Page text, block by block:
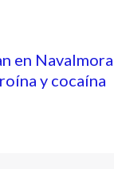
en
y cocaína